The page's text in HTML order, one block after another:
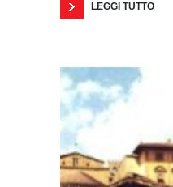
LEGGI TUTTO